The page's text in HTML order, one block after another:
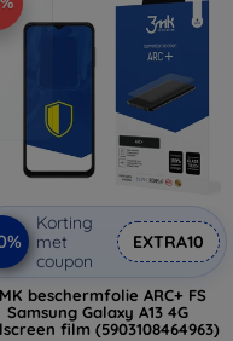
Korting
met
coupon
EXTRA10
beschermfolie ARC+ FS
Samsung Galaxy A13 4G
film (5903108464963)